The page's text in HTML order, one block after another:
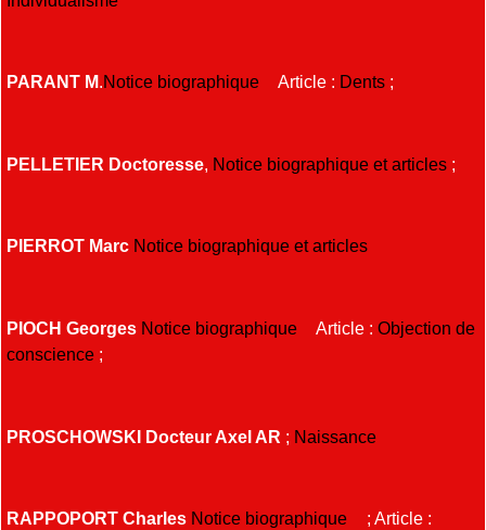
PARANT M.Notice biographique Article : Dents ;
PELLETIER Doctoresse, Notice biographique et articles ;
PIERROT Marc Notice biographique et articles
PIOCH Georges Notice biographique Article : Objection de
conscience ;
PROSCHOWSKI Docteur Axel AR ; Naissance
RAPPOPORT Charles Notice biographique
; Article :